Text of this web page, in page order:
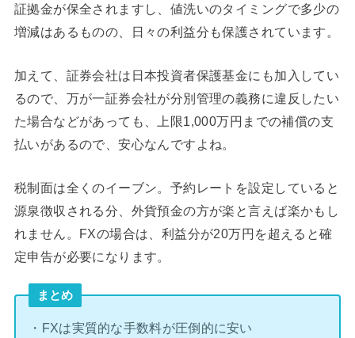
証拠金が保全されますし、値洗いのタイミングで多少の
増減はあるものの、日々の利益分も保護されています。
加えて、証券会社は日本投資者保護基金にも加入してい
るので、万が一証券会社が分別管理の義務に違反したい
た場合などがあっても、上限1,000万円までの補償の支
払いがあるので、安心なんですよね。
税制面は全くのイーブン。予約レートを設定していると
源泉徴収される分、外貨預金の方が楽と言えば楽かもし
れません。FXの場合は、利益分が20万円を超えると確
定申告が必要になります。
まとめ
・FXは実質的な手数料が圧倒的に安い